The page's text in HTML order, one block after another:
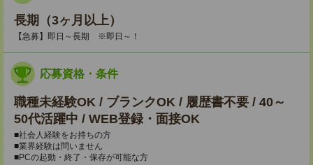
長期（3ヶ月以上）
【急募】即日～長期 ※即日～！
応募資格・条件
職種未経験OK / ブランクOK / 履歴書不要 / 40～
50代活躍中 / WEB登録・面接OK
■社会人経験をお持ちの方
■業界経験は問いません
■PCの起動・終了・保存が可能な方